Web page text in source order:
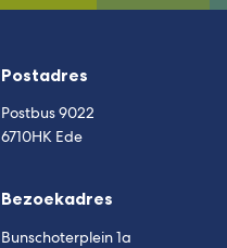
Postadres
Postbus 9022
6710HK Ede
Bezoekadres
Bunschoterplein 1a